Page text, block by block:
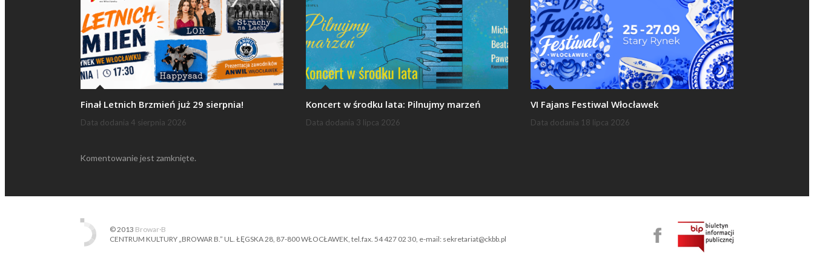
Finał Letnich Brzmień już 29 sierpnia!
Data dodania 4 sierpnia 2026
Koncert w środku lata: Pilnujmy marzeń
Data dodania 3 lipca 2026
VI Fajans Festiwal Włocławek
Data dodania 18 lipca 2026
Komentowanie jest zamknięte.
© 2013 Browar·B
CENTRUM KULTURY „BROWAR B.” UL. ŁĘGSKA 28, 87-800 WŁOCŁAWEK, tel.fax. 54 427 02 30, e-mail: sekretariat@ckbb.pl